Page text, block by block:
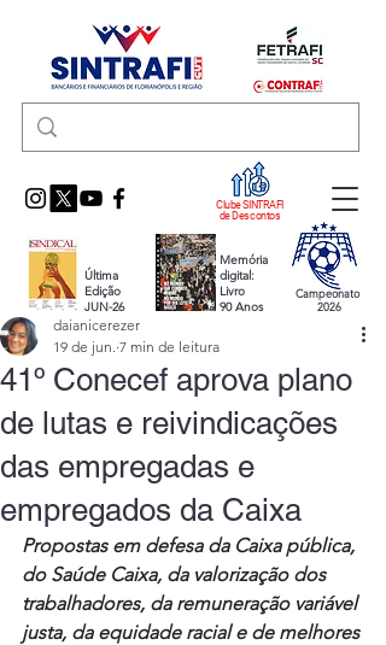
Clube SINTRAFI
de Descontos
Última
Edição
JUN-26
Memória
digital:
Livro
90 Anos
Campeonato
2026
41º Conecef aprova plano
de lutas e reivindicações
das empregadas e
empregados da Caixa
daianicerezer
19 de jun. 7 min de leitura
Propostas em defesa da Caixa pública,
do Saúde Caixa, da valorização dos
trabalhadores, da remuneração variável
justa, da equidade racial e de melhores